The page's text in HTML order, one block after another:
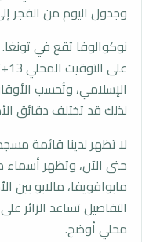
وجدول اليوم من الفجر
نوكوالوفا تقع في
الإسلامي، وتُحسب
لذلك قد تختلف دقائق
لا تظهر لدينا قائمة
حتى الآن، وتظهر أسماء
مابوافويفا، مالابو بين
التفاصيل تساعد
محلي أوضح.